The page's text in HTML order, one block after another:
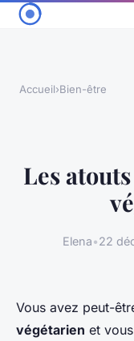
Accueil›Bien-être
Les
Elena•22
Vous avez peut-
végétarien et